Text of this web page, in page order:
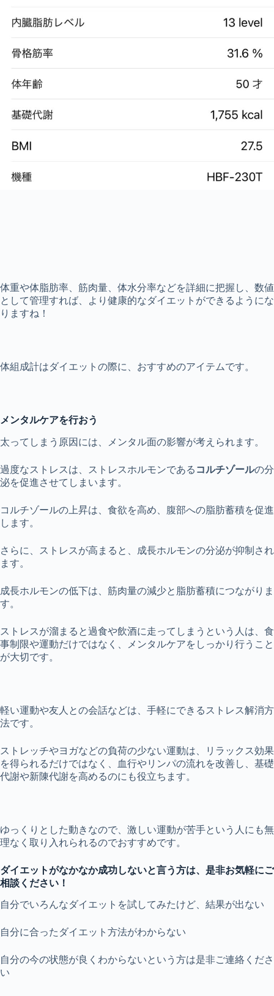
体重や体脂肪率、筋肉量、体水分率などを詳細に把握し、数値
として管理すれば、より健康的なダイエットができるようにな
りますね！
体組成計はダイエットの際に、おすすめのアイテムです。
メンタルケアを行おう
太ってしまう原因には、メンタル面の影響が考えられます。
過度なストレスは、ストレスホルモンである コルチゾールの分
泌を促進させてしまいます。
コルチゾールの上昇は、食欲を高め、腹部への脂肪蓄積を促進
します。
さらに、ストレスが高まると、成長ホルモンの分泌が抑制され
ます。
成長ホルモンの低下は、筋肉量の減少と脂肪蓄積につながりま
す。
ストレスが溜まると過食や飲酒に走ってしまうという人は、食
事制限や運動だけではなく、メンタルケアをしっかり行うこと
が大切です。
軽い運動や友人との会話などは、手軽にできるストレス解消方
法です。
ストレッチやヨガなどの負荷の少ない運動は、リラックス効果
を得られるだけではなく、血行やリンパの流れを改善し、基礎
代謝や新陳代謝を高めるのにも役立ちます。
ゆっくりとした動きなので、激しい運動が苦手という人にも無
理なく取り入れられるのでおすすめです。
ダイエットがなかなか成功しないと言う方は、是非お気軽にご
相談ください！
自分でいろんなダイエットを試してみたけど、結果が出ない
自分に合ったダイエット方法がわからない
自分の今の状態が良くわからないという方は是非ご連絡くださ
い